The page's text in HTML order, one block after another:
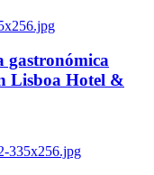
gastronómica
Lisboa Hotel &
335x256.jpg